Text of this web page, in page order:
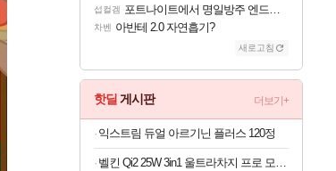
섭컬겜 포트나이트에서 명일방주 엔드필드 [펠리카] 판매 예정
차벤 아반테 2.0 자연흡기?
새로고침
핫딜 게시판 더보기+
익스트림 듀얼 아르기닌 플러스 120정
벨킨 Qi2 25W 3in1 울트라차지 프로 모듈형 고속 무선 충전기 WIZ052kr 갤럭시S26 아이폰17 호환